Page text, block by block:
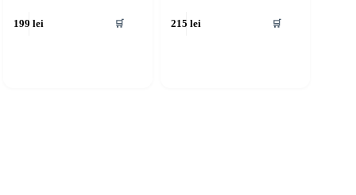
199lei 🛒 215lei 🛒